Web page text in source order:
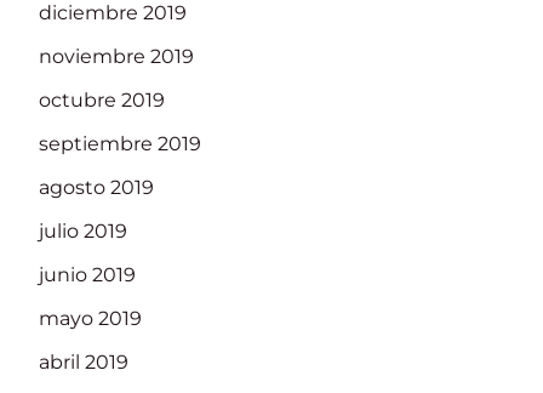
diciembre 2019
noviembre 2019
octubre 2019
septiembre 2019
agosto 2019
julio 2019
junio 2019
mayo 2019
abril 2019